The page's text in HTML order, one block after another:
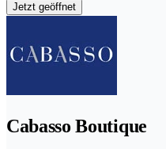
Jetzt geöffnet
Cabasso Boutique